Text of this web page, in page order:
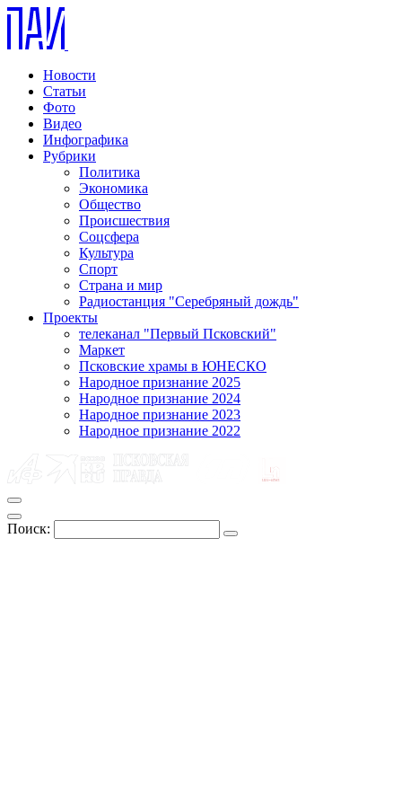
Новости
Статьи
Фото
Видео
Инфографика
Рубрики
Политика
Экономика
Общество
Происшествия
Соцсфера
Культура
Спорт
Страна и мир
Радиостанция "Серебряный дождь"
Проекты
телеканал "Первый Псковский"
Маркет
Псковские храмы в ЮНЕСКО
Народное признание 2025
Народное признание 2024
Народное признание 2023
Народное признание 2022
Поиск: